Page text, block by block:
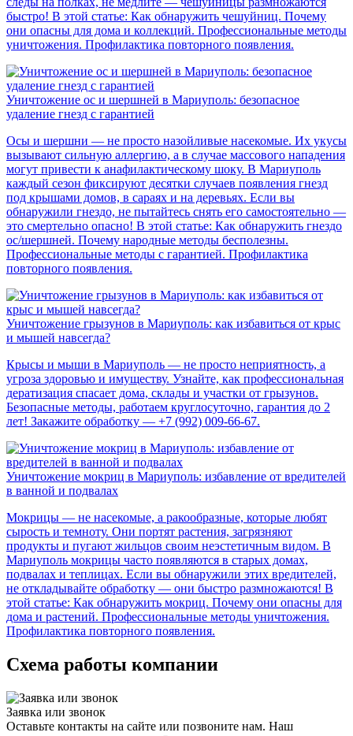
быстро! В этой статье: Как обнаружить чешуйниц. Почему
они опасны для дома и коллекций. Профессиональные методы
уничтожения. Профилактика повторного появления.
Уничтожение ос и шершней в Мариуполь: безопасное
удаление гнезд с гарантией
Осы и шершни — не просто назойливые насекомые. Их укусы
вызывают сильную аллергию, а в случае массового нападения
могут привести к анафилактическому шоку. В Мариуполь
каждый сезон фиксируют десятки случаев появления гнезд
под крышами домов, в сараях и на деревьях. Если вы
обнаружили гнездо, не пытайтесь снять его самостоятельно —
это смертельно опасно! В этой статье: Как обнаружить гнездо
ос/шершней. Почему народные методы бесполезны.
Профессиональные методы с гарантией. Профилактика
повторного появления.
Уничтожение грызунов в Мариуполь: как избавиться от крыс
и мышей навсегда?
Крысы и мыши в Мариуполь — не просто неприятность, а
угроза здоровью и имуществу. Узнайте, как профессиональная
дератизация спасает дома, склады и участки от грызунов.
Безопасные методы, работаем круглосуточно, гарантия до 2
лет! Закажите обработку — +7 (992) 009-66-67.
Уничтожение мокриц в Мариуполь: избавление от вредителей
в ванной и подвалах
Мокрицы — не насекомые, а ракообразные, которые любят
сырость и темноту. Они портят растения, загрязняют
продукты и пугают жильцов своим неэстетичным видом. В
Мариуполь мокрицы часто появляются в старых домах,
подвалах и теплицах. Если вы обнаружили этих вредителей,
не откладывайте обработку — они быстро размножаются! В
этой статье: Как обнаружить мокриц. Почему они опасны для
дома и растений. Профессиональные методы уничтожения.
Профилактика повторного появления.
Схема работы компании
Заявка или звонок
Оставьте контакты на сайте или позвоните нам. Наш